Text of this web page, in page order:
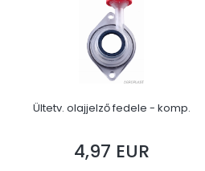
Ültetv. olajjelző fedele - komp.
Ár
4,97 EUR